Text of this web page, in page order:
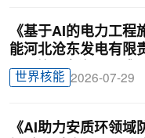
《基于AI的电力工
能河北沧东发电有限
BIM曾理咨询罗晟威
世界核能 2026-07-29
《AI助力安质环领